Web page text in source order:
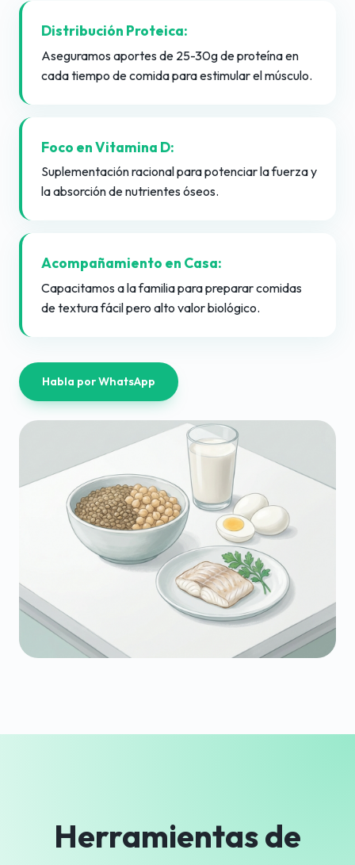
Distribución Proteica:
Aseguramos aportes de 25-30g de proteína en
cada tiempo de comida para estimular el músculo.
Foco en Vitamina D:
Suplementación racional para potenciar la fuerza y
la absorción de nutrientes óseos.
Acompañamiento en Casa:
Capacitamos a la familia para preparar comidas
de textura fácil pero alto valor biológico.
Habla por WhatsApp
Herramientas de